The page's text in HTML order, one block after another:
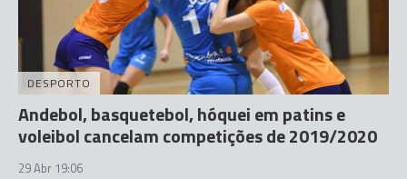
DESPORTO
Andebol, basquetebol, hóquei em patins e
voleibol cancelam competições de 2019/2020
29 Abr 19:06